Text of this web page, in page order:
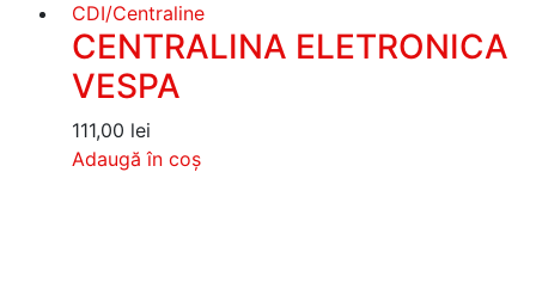
CDI/Centraline
CENTRALINA ELETRONICA
VESPA
111,00 lei
Adaugă în coș